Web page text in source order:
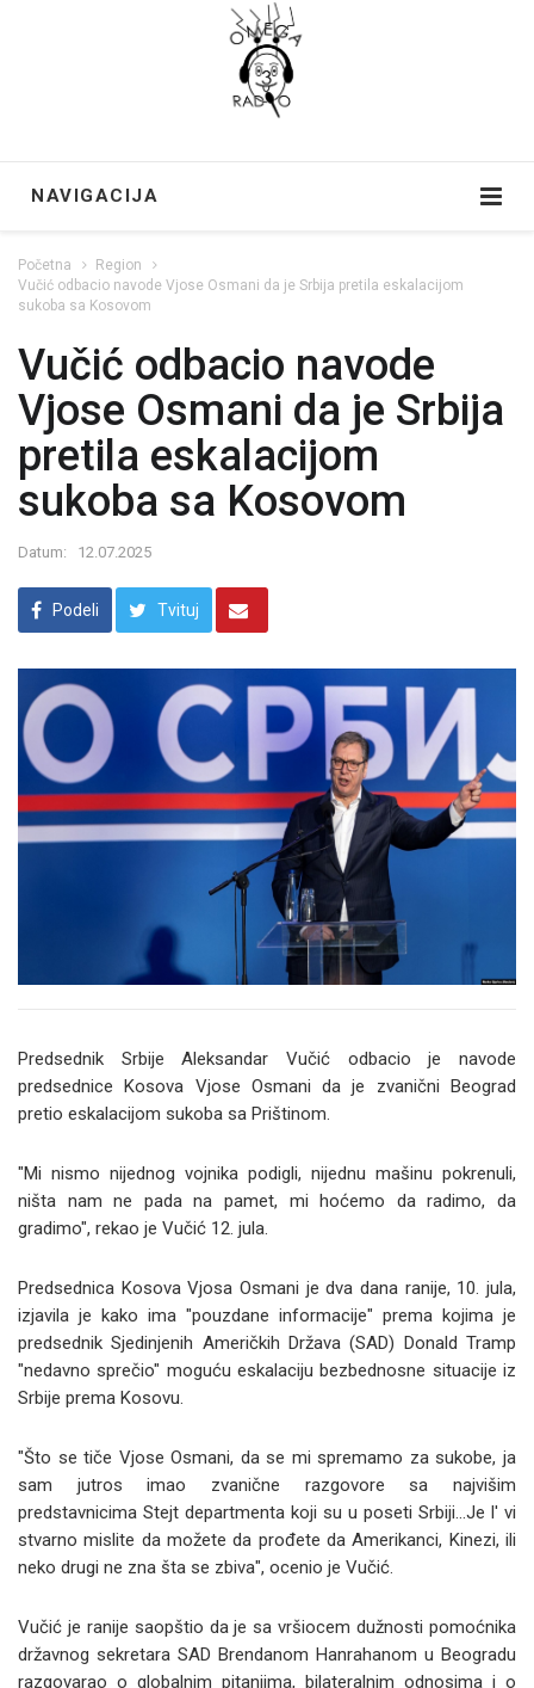
NAVIGACIJA
Početna
Region
Vučić odbacio navode Vjose Osmani da je Srbija pretila eskalacijom
sukoba sa Kosovom
Vučić odbacio navode
Vjose Osmani da je Srbija
pretila eskalacijom
sukoba sa Kosovom
Datum: 12.07.2025
Podeli Tvituj
Predsednik Srbije Aleksandar Vučić odbacio je navode
predsednice Kosova Vjose Osmani da je zvanični Beograd
pretio eskalacijom sukoba sa Prištinom.
"Mi nismo nijednog vojnika podigli, nijednu mašinu pokrenuli,
ništa nam ne pada na pamet, mi hoćemo da radimo, da
gradimo", rekao je Vučić 12. jula.
Predsednica Kosova Vjosa Osmani je dva dana ranije, 10. jula,
izjavila je kako ima "pouzdane informacije" prema kojima je
predsednik Sjedinjenih Američkih Država (SAD) Donald Tramp
"nedavno sprečio" moguću eskalaciju bezbednosne situacije iz
Srbije prema Kosovu.
"Što se tiče Vjose Osmani, da se mi spremamo za sukobe, ja
sam jutros imao zvanične razgovore sa najvišim
predstavnicima Stejt departmenta koji su u poseti Srbiji...Je l' vi
stvarno mislite da možete da prođete da Amerikanci, Kinezi, ili
neko drugi ne zna šta se zbiva", ocenio je Vučić.
Vučić je ranije saopštio da je sa vršiocem dužnosti pomoćnika
državnog sekretara SAD Brendanom Hanrahanom u Beogradu
razgovarao o globalnim pitanjima, bilateralnim odnosima i o